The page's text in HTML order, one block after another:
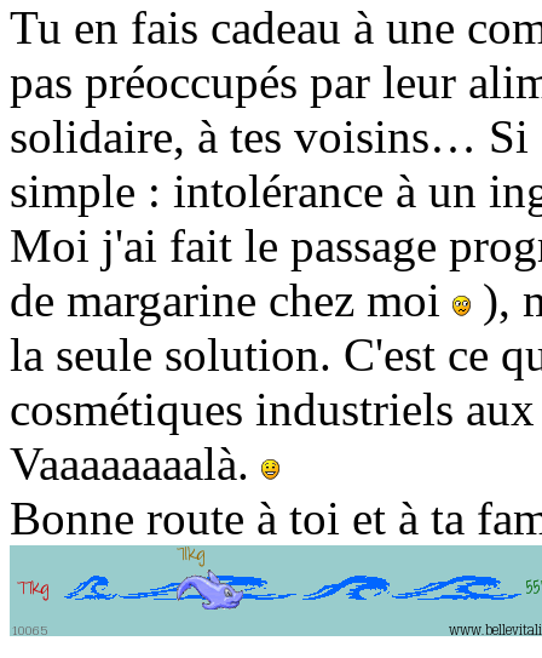
Tu en fais cadeau à une
pas préoccupés par leur
solidaire, à tes voisins… Si
simple : intolérance à un
Moi j'ai fait le passage
de margarine chez moi
),
la seule solution. C'est ce
cosmétiques industriels
Vaaaaaaaalà.
Bonne route à toi et à ta